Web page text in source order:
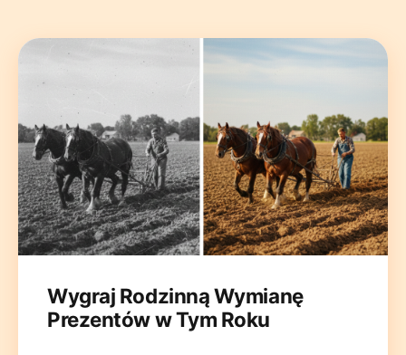
DeutschEnglish EspañolFrançais
Wygraj Rodzinną Wymianę
Prezentów w Tym Roku